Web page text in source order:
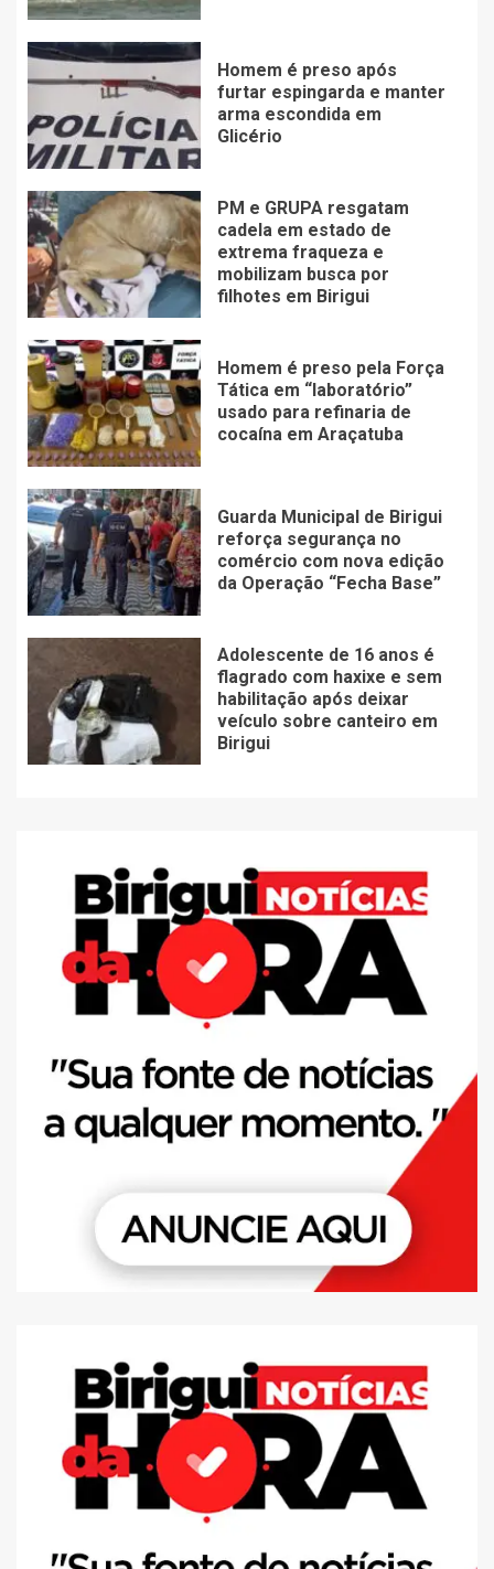
Homem é preso após
furtar espingarda e manter
arma escondida em
Glicério
PM e GRUPA resgatam
cadela em estado de
extrema fraqueza e
mobilizam busca por
filhotes em Birigui
Homem é preso pela Força
Tática em “laboratório”
usado para refinaria de
cocaína em Araçatuba
Guarda Municipal de Birigui
reforça segurança no
comércio com nova edição
da Operação “Fecha Base”
Adolescente de 16 anos é
flagrado com haxixe e sem
habilitação após deixar
veículo sobre canteiro em
Birigui